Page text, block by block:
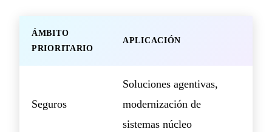
ÁMBITO
PRIORITARIO
APLICACIÓN
Seguros
Soluciones agentivas,
modernización de
sistemas núcleo